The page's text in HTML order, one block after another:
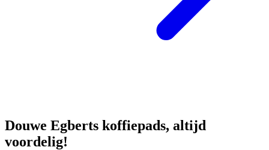
Douwe Egberts koffiepads, altijd
voordelig!